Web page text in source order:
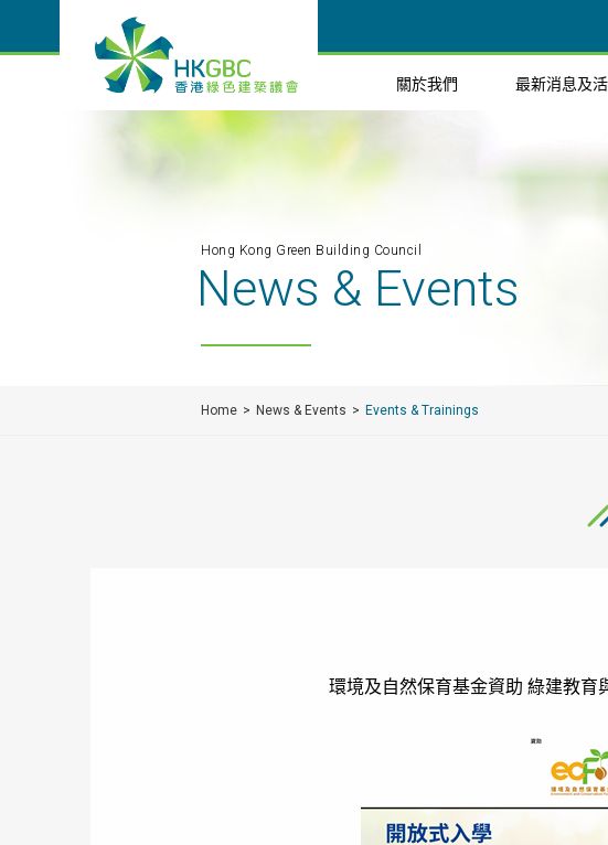
關於我們 最新消息及
Hong Kong Green Building Council
News & Events
Home News & Events Events & Trainings
環境及自然保育基金資助 綠建教